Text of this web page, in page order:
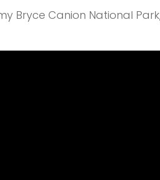
Bryce Canion National